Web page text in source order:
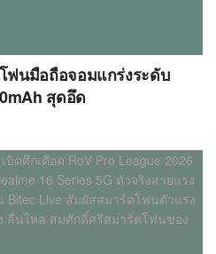
ฟนมือถือจอมแกร่งระดับ
สุดอึด